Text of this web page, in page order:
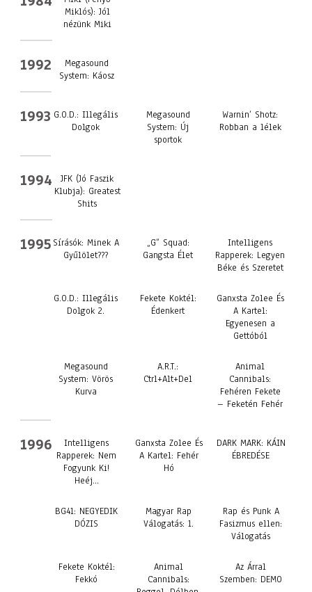
Miklós): Jól
nézünk Miki
1992
Megasound
System: Káosz
1993 G.O.D.: Illegális
Dolgok
Megasound
System: Új
sportok
Warnin’ Shotz:
Robban a lélek
1994
JFK (Jó Faszik
Klubja): Greatest
Shits
1995 Sírásók: Minek A
Gyűlölet???
„G” Squad:
Gangsta Élet
Intelligens
Rapperek: Legyen
Béke és Szeretet
G.O.D.: Illegális
Dolgok 2.
Fekete Koktél:
Édenkert
Ganxsta Zolee És
A Kartel:
Egyenesen a
Gettóból
Megasound
System: Vörös
Kurva
A.R.T.:
Ctrl+Alt+Del
Animal
Cannibals:
Fehéren Fekete
– Feketén Fehér
1996
Intelligens
Rapperek: Nem
Fogyunk Ki!
Heéj…
Ganxsta Zolee És
A Kartel: Fehér
Hó
DARK MARK: KÁIN
ÉBREDÉSE
BG41: NEGYEDIK
DÓZIS
Magyar Rap
Válogatás: 1.
Rap és Punk A
Fasizmus ellen:
Válogatás
Fekete Koktél:
Fekkó
Animal
Cannibals:
Az Árral
Szemben: DEMO